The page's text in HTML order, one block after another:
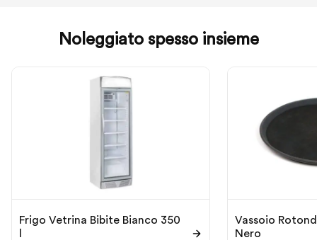
Noleggiato spesso insieme
Frigo Vetrina Bibite Bianco 350
Vassoio
Nero